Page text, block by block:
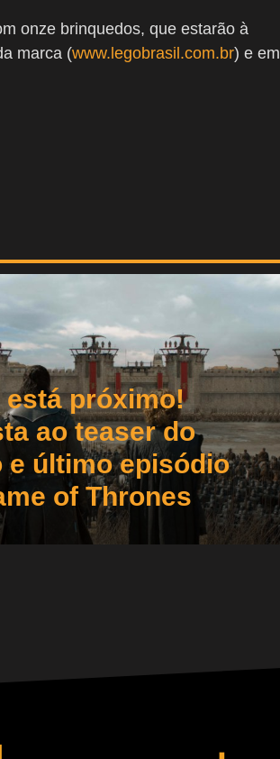
onze brinquedos, que estarão à
marca (www.legobrasil.com.br) e em
está próximo!
ao teaser do
e último episódio
of Thrones